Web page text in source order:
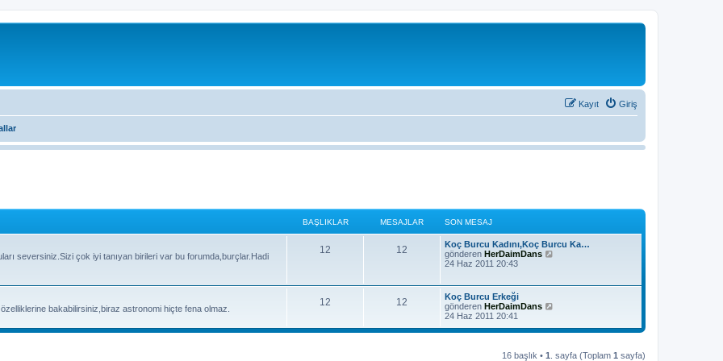
Giriş
Kayıt
BAŞLIKLAR MESAJLAR SON MESAJ
seversiniz.Sizi çok iyi tanıyan birileri var bu forumda,burçlar.Hadi
12
ı
12
j
S
o
n
s
a
j
Koç Burcu Kadını,Koç Burcu Ka…
gönderen HerDaimDans
ı
24 Haz 2011 20:43
bakabilirsiniz,biraz astronomi hiçte fena olmaz.
12 12
S
o
n
e
Koç Burcu Erkeği
gönderen HerDaimDans
m
s
24 Haz 2011 20:41
16 başlık • 1 . sayfa (Toplam 1 sayfa)